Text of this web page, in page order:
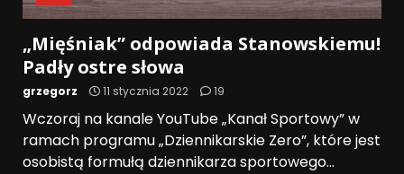
„Mięśniak” odpowiada Stanowskiemu!
Padły ostre słowa
grzegorz 11 stycznia 2022 19
Wczoraj na kanale YouTube „Kanał Sportowy” w
ramach programu „Dziennikarskie Zero”, które jest
osobistą formułą dziennikarza sportowego...